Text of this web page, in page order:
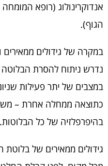
אנדוקרינולוג (רופא
הגוף).
במקרה של גידולים
נדרש ניתוח להסרת
במצבים של יתר פעילות
כתוצאה ממחלה אחרת –
בהיפרפלזיה של כל הבלוטות.
גידולים ממאירים של בלוטת